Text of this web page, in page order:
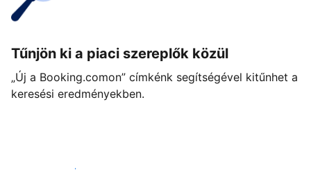
Tűnjön ki a piaci szereplők közül
„Új a Booking.comon” címkénk segítségével kitűnhet a
keresési eredményekben.
Vágjon bele még ma